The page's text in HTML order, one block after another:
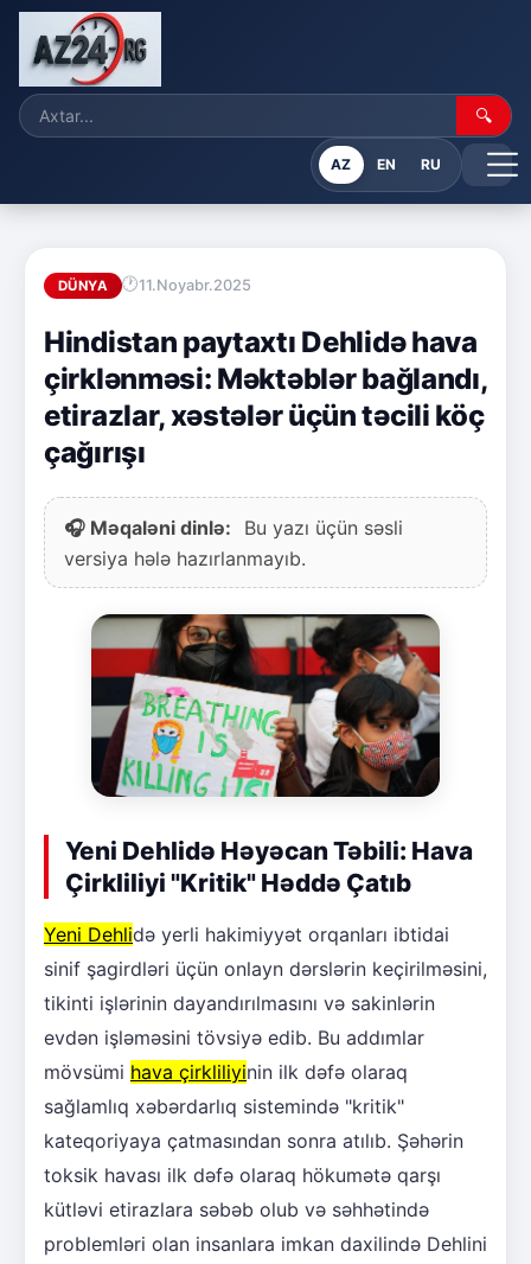
🔍
AZ EN RU
DÜNYA 11.Noyabr.2025
Hindistan paytaxtı Dehlidə hava
çirklənməsi: Məktəblər bağlandı,
etirazlar, xəstələr üçün təcili köç
çağırışı
🎧 Məqaləni dinlə:
Bu yazı üçün səsli
versiya hələ hazırlanmayıb.
Yeni Dehlidə Həyəcan Təbili: Hava
Çirkliliyi "Kritik" Həddə Çatıb
Yeni Dehlidə yerli hakimiyyət orqanları ibtidai
sinif şagirdləri üçün onlayn dərslərin keçirilməsini,
tikinti işlərinin dayandırılmasını və sakinlərin
evdən işləməsini tövsiyə edib. Bu addımlar
mövsümi hava çirkliliyinin ilk dəfə olaraq
sağlamlıq xəbərdarlıq sistemində "kritik"
kateqoriyaya çatmasından sonra atılıb. Şəhərin
toksik havası ilk dəfə olaraq hökumətə qarşı
kütləvi etirazlara səbəb olub və səhhətində
problemləri olan insanlara imkan daxilində Dehlini